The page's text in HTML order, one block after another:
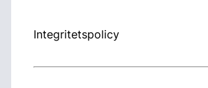
Integritetspolicy